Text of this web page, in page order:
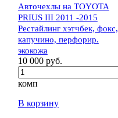
Авточехлы на TOYOTA
PRIUS III 2011 -2015
Рестайлинг хэтчбек, фокс,
капучино, перфорир.
экокожа
10 000 руб.
комп
В корзину